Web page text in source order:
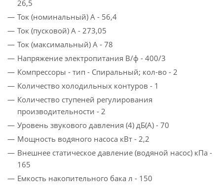
26,5
Ток (номинальный) A - 56,4
Ток (пусковой) A - 273,05
Ток (максимальный) A - 78
Напряжение электропитания В/ф - 400/3
Компрессоры - тип - Спиральный; кол-­во - 2
Количество холодильных контуров - 1
Количество ступеней регулирования
производительности - 2
Уровень звукового давления (4) дБ(A) - 70
Мощность водяного насоса кВт - 2,2
Внешнее статическое давление (водяной насос) кПа -
165
Емкость накопительного бака л - 150